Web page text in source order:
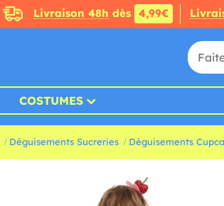
Livraison 48h dès 4,99€
COSTUMES
Déguisements Sucreries Déguisements